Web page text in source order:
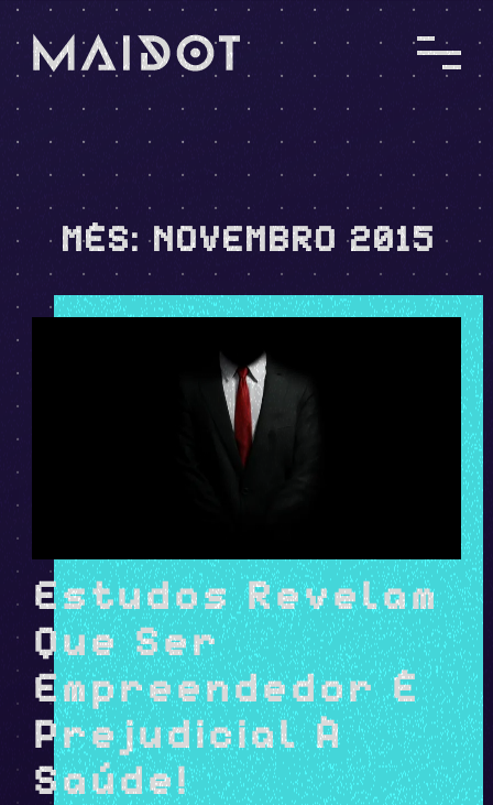
MÊS:NOVEMBRO 2015
Estudos Revelam
Que Ser
Empreendedor É
Prejudicial À
Saúde!